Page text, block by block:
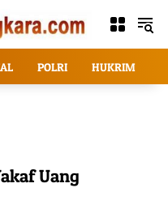
POLRI HUKRIM
Uang